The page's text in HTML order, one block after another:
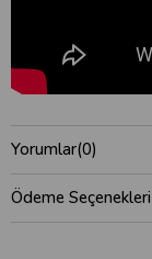
Yorumlar(0)
Ödeme Seçenekleri